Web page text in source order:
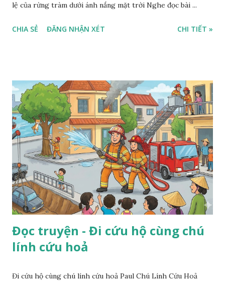
lệ của rừng tràm dưới ánh nắng mặt trời Nghe đọc bài ...
CHIA SẺ ĐĂNG NHẬN XÉT CHI TIẾT »
Đọc truyện - Đi cứu hộ cùng chú
lính cứu hoả
Đi cứu hộ cùng chú lính cứu hoả Paul Chú Lính Cứu Hoả